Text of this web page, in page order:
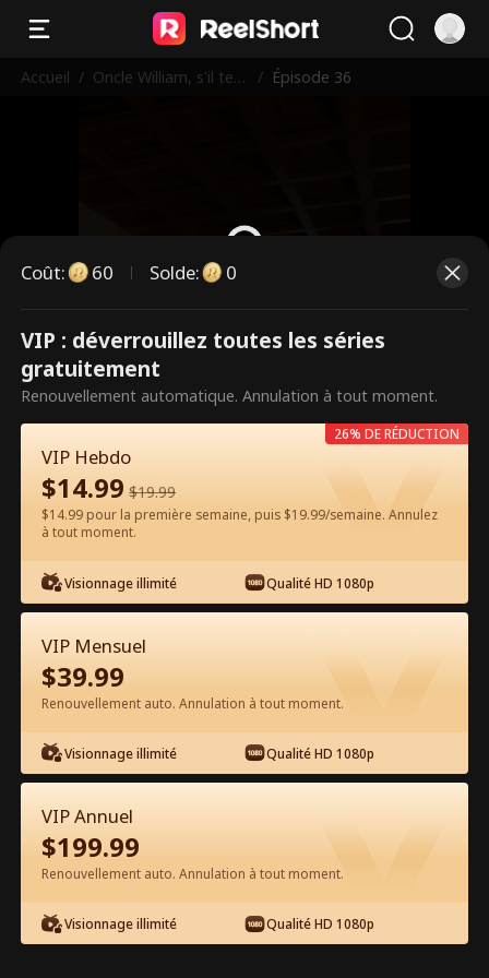
Accueil / Oncle William, s'il te p
/ Épisode 36
Ce sont des épisodes payants.
Débloquez pour regarder.
Regarder gratuitement sur l'App
Épisode 36 - Oncle William, s'il te
plaît, dis oui ! Film complet
0-49 50-51 Tous les épisodes
Coût: 60 Solde: 0
VIP : déverrouillez toutes les séries
gratuitement
Renouvellement automatique. Annulation à tout moment.
VIP Hebdo
$14.99 $19.99
$14.99 pour la première semaine, puis $19.99/semaine. Annulez
à tout moment.
Visionnage illimité Qualité HD 1080p
26% DE RÉDUCTION
VIP Mensuel
$39.99
Renouvellement auto. Annulation à tout moment.
Visionnage illimité Qualité HD 1080p
VIP Annuel
$199.99
Renouvellement auto. Annulation à tout moment.
Visionnage illimité Qualité HD 1080p